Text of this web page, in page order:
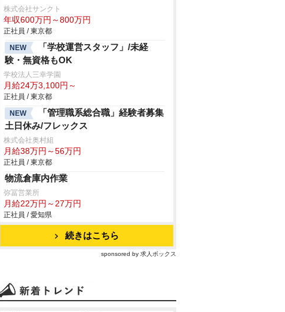
株式会社サンクト
年収600万円～800万円
正社員 / 東京都
NEW
「学校運営スタッフ」/未経
験・無資格もOK
学校法人三幸学園
月給24万3,100円～
正社員 / 東京都
NEW
「管理職系総合職」経験者募集
土日休み/フレックス
株式会社奥村組
月給38万円～56万円
正社員 / 東京都
物流倉庫内作業
弥冨営業所
月給22万円～27万円
正社員 / 愛知県
続きはこちら
sponsored by 求人ボックス